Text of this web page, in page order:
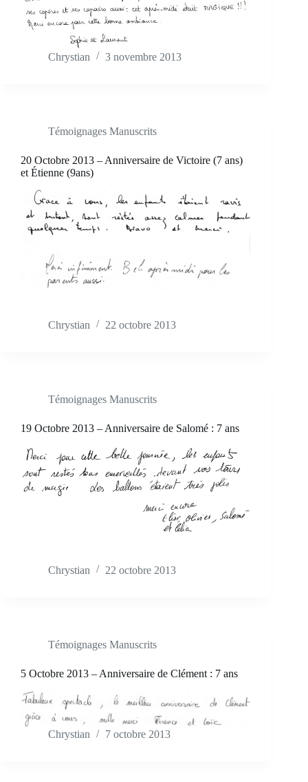
Chrystian 3 novembre 2013
Témoignages Manuscrits
20 Octobre 2013 – Anniversaire de Victoire (7 ans)
et Étienne (9ans)
Chrystian 22 octobre 2013
Témoignages Manuscrits
19 Octobre 2013 – Anniversaire de Salomé : 7 ans
Chrystian 22 octobre 2013
Témoignages Manuscrits
5 Octobre 2013 – Anniversaire de Clément : 7 ans
Chrystian 7 octobre 2013